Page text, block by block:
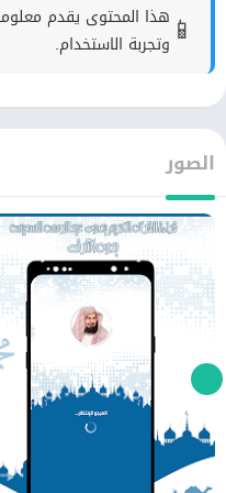
📱 هذا المحتوى يقدم
وتجربة الاستخدام.
الصور